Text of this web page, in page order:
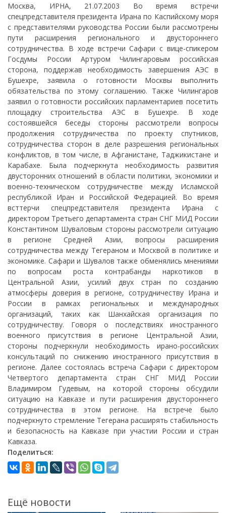
Москва, ИРНА, 21.07.2003 Во время встречи
спецпредставителя президента Ирана по Каспийскому моря
с представителями руководства России были рассмотрены
пути расширения регионального и двустороннего
сотрудничества. В ходе встречи Сафари с вице-спикером
Госдумы России Артуром Чилингаровым российская
сторона, поддержав необходимость завершения АЭС в
Бушехре, заявила о готовности Москвы выполнить
обязательства по этому соглашению. Также Чилингаров
заявил о готовности российских парламентариев посетить
площадку строительства АЭС в Бушехре. В ходе
состоявшейся беседы стороны рассмотрели вопросы
продолжения сотрудничества по проекту спутников,
сотрудничества сторон в деле разрешения региональных
конфликтов, в том числе, в Афганистане, Таджикистане и
Карабахе. Была подчеркнута необходимость развития
двусторонних отношений в области политики, экономики и
военно-техническом сотрудничестве между Исламской
республикой Иран и Российской Федерацией. Во время
всттерчи спецпредставителя президента Ирана с
директором Третьего департамента стран СНГ МИД России
Константином Шуваловым стороны рассмотрели ситуацию
в регионе Средней Азии, вопросы расширения
сотрудничества между Тегераном и Москвой в политике и
экономике. Сафари и Шувалов также обменялись мнениями
по вопросам роста контрабанды наркотиков в
Центральной Азии, усилий двух стран по созданию
атмосферы доверия в регионе, сотрудничеству Ирана и
России в рамках региональных и международных
организаций, таких как Шанхайская организация по
сотрудничеству. Говоря о последствиях иностранного
военного присутствия в регионе Центральной Азии,
стороны подчеркнули необходимость ирано-российских
консультаций по снижению иностранного присутствия в
регионе. Далее состоялась встреча Сафари с директором
Четвертого департамента стран СНГ МИД России
Владимиром Гудевым, на которой стороны обсудили
ситуацию на Кавказе и пути расширения двустороннего
сотрудничества в этом регионе. На встрече было
подчеркнуто стремление Тегерана расширять стабильность
и безопасность на Кавказе при участии России и стран
Кавказа.
Поделиться:
Ещё новости